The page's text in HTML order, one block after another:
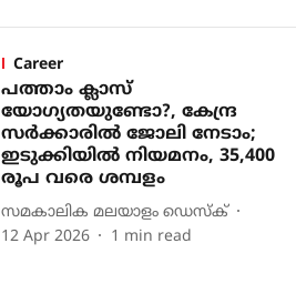
Career
പത്താം ക്ലാസ്
യോഗ്യതയുണ്ടോ?, കേന്ദ്ര
സർക്കാരിൽ ജോലി നേടാം;
ഇടുക്കിയിൽ നിയമനം, 35,400
രൂപ വരെ ശമ്പളം
സമകാലിക മലയാളം ഡെസ്ക്
12 Apr 2026
1 min read